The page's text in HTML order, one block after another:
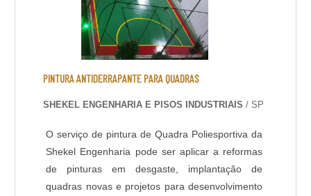
PINTURA ANTIDERRAPANTE PARA QUADRAS
SHEKEL ENGENHARIA E PISOS INDUSTRIAIS / SP
O serviço de pintura de Quadra Poliesportiva da
Shekel Engenharia pode ser aplicar a reformas
de pinturas em desgaste, implantação de
quadras novas e projetos para desenvolvimento